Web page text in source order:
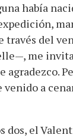
había
través del
me
agradezco.
venido a
dos, el